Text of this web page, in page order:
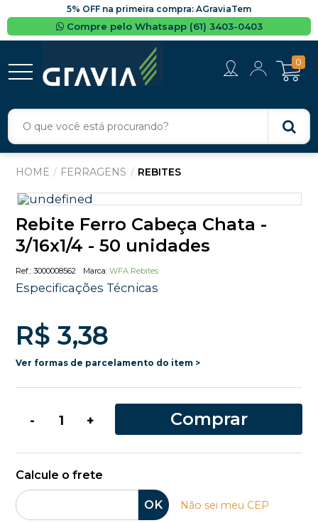
5% OFF na primeira compra: AGraviaTem
Compre pelo Whatsapp (61) 3403-0403
0
FERRAGENS REBITES
Rebite Ferro Cabeça Chata -
3/16x1/4 - 50 unidades
3000008562 WFA Rebites
Especificações Técnicas
R$ 3,38
Ver formas de parcelamento do item >
- + Comprar
Calcule o frete
OK Não sei meu CEP